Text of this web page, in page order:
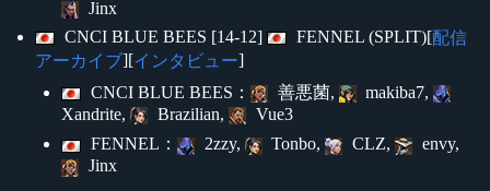
Jinx
CNCI BLUE BEES [14-12]
FENNEL (SPLIT)[配信
アーカイブ][インタビュー]
CNCI BLUE BEES：
善悪菌,
makiba7,
Xandrite,
Brazilian,
Vue3
FENNEL：
2zzy, Tonbo, CLZ,
envy,
Jinx